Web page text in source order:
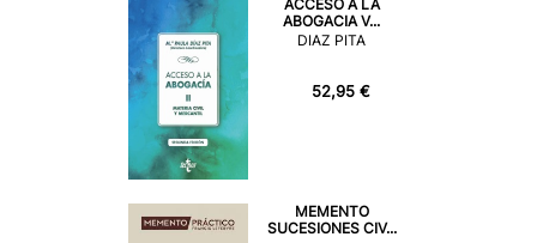
ACCESO A LA
ABOGACIA V...
DIAZ PITA
52,95 €
MEMENTO
SUCESIONES CIV...